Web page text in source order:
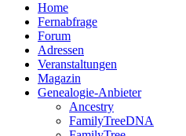
Home
Fernabfrage
Forum
Adressen
Veranstaltungen
Magazin
Genealogie-Anbieter
Ancestry
FamilyTreeDNA